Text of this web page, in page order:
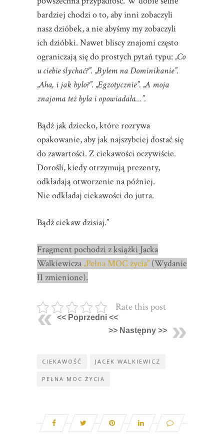
bardziej chodzi o to, aby inni zobaczyli
nasz dzióbek, a nie abyśmy my zobaczyli
ich dzióbki. Nawet bliscy znajomi często
ograniczają się do prostych pytań typu: „Co
u ciebie słychać?”. „Byłem na Dominikanie”.
„Aha, i jak było?”. „Egzotycznie”. „A moja
znajoma też była i opowiadała…”.
Bądź jak dziecko, które rozrywa
opakowanie, aby jak najszybciej dostać się
do zawartości. Z ciekawości oczywiście.
Dorośli, kiedy otrzymują prezenty,
odkładają otworzenie na później.
Nie odkładaj ciekawości do jutra.
Bądź ciekaw dzisiaj.”
Fragment pochodzi z książki Jacka
Walkiewicza „Pełna MOC życia” (Wydanie
II zmienione).
Rate this post
<< Poprzedni <<
>> Następny >>
CIEKAWOŚĆ JACEK WALKIEWICZ
PEŁNA MOC ŻYCIA